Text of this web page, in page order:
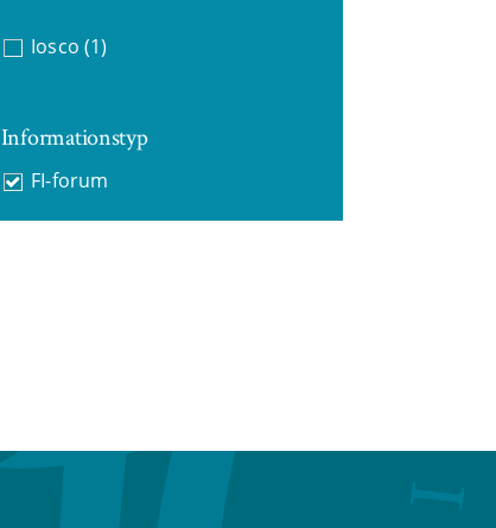
Iosco (1)
Informationstyp
FI-forum